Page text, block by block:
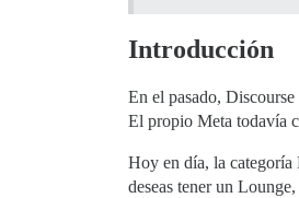
Introducción
En el pasado,
El propio Meta todavía
Hoy en día, la categoría
deseas tener un